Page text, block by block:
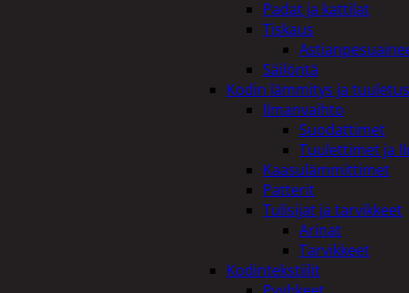
Padat ja kattilat
Tiskaus
Säilöntä
Kodin lämmitys ja tuuletus
Ilmanvaihto
Suodattimet
Tuulettimet ja
Kaasulämmittimet
Patterit
Tulisijat ja tarvikkeet
Arinat
Tarvikkeet
Kodintekstiilit